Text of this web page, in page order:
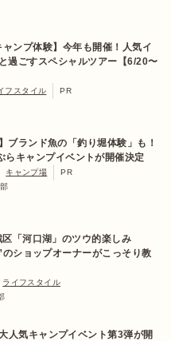
ャンプ体験】今年も開催！人気イ
過ごすスペシャルツアー【6/20〜
フスタイル
PR
ブランド魚の「釣り堀体験」も！
らキャンプイベントが開催決定
キャンプ場
PR
「河口湖」のツウ的楽しみ
のショップオーナーがこっそり教
ライフスタイル
人気キャンプイベント第3弾が開
ア